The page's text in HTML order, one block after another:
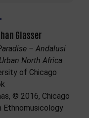
Glasser
– Andalusi
North Africa
of Chicago
© 2016, Chicago
Ethnomusicology